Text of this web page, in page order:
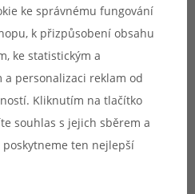
ke správnému fungování
k přizpůsobení obsahu
ke statistickým a
personalizaci reklam od
Kliknutím na tlačítko
souhlas s jejich sběrem a
ten nejlepší